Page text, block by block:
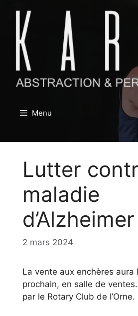
contenu
Menu
Lutter
maladie
d’Alzheimer
2 mars 2024
La vente aux enchères aura
prochain, en salle de
par le Rotary Club de l’Orne.